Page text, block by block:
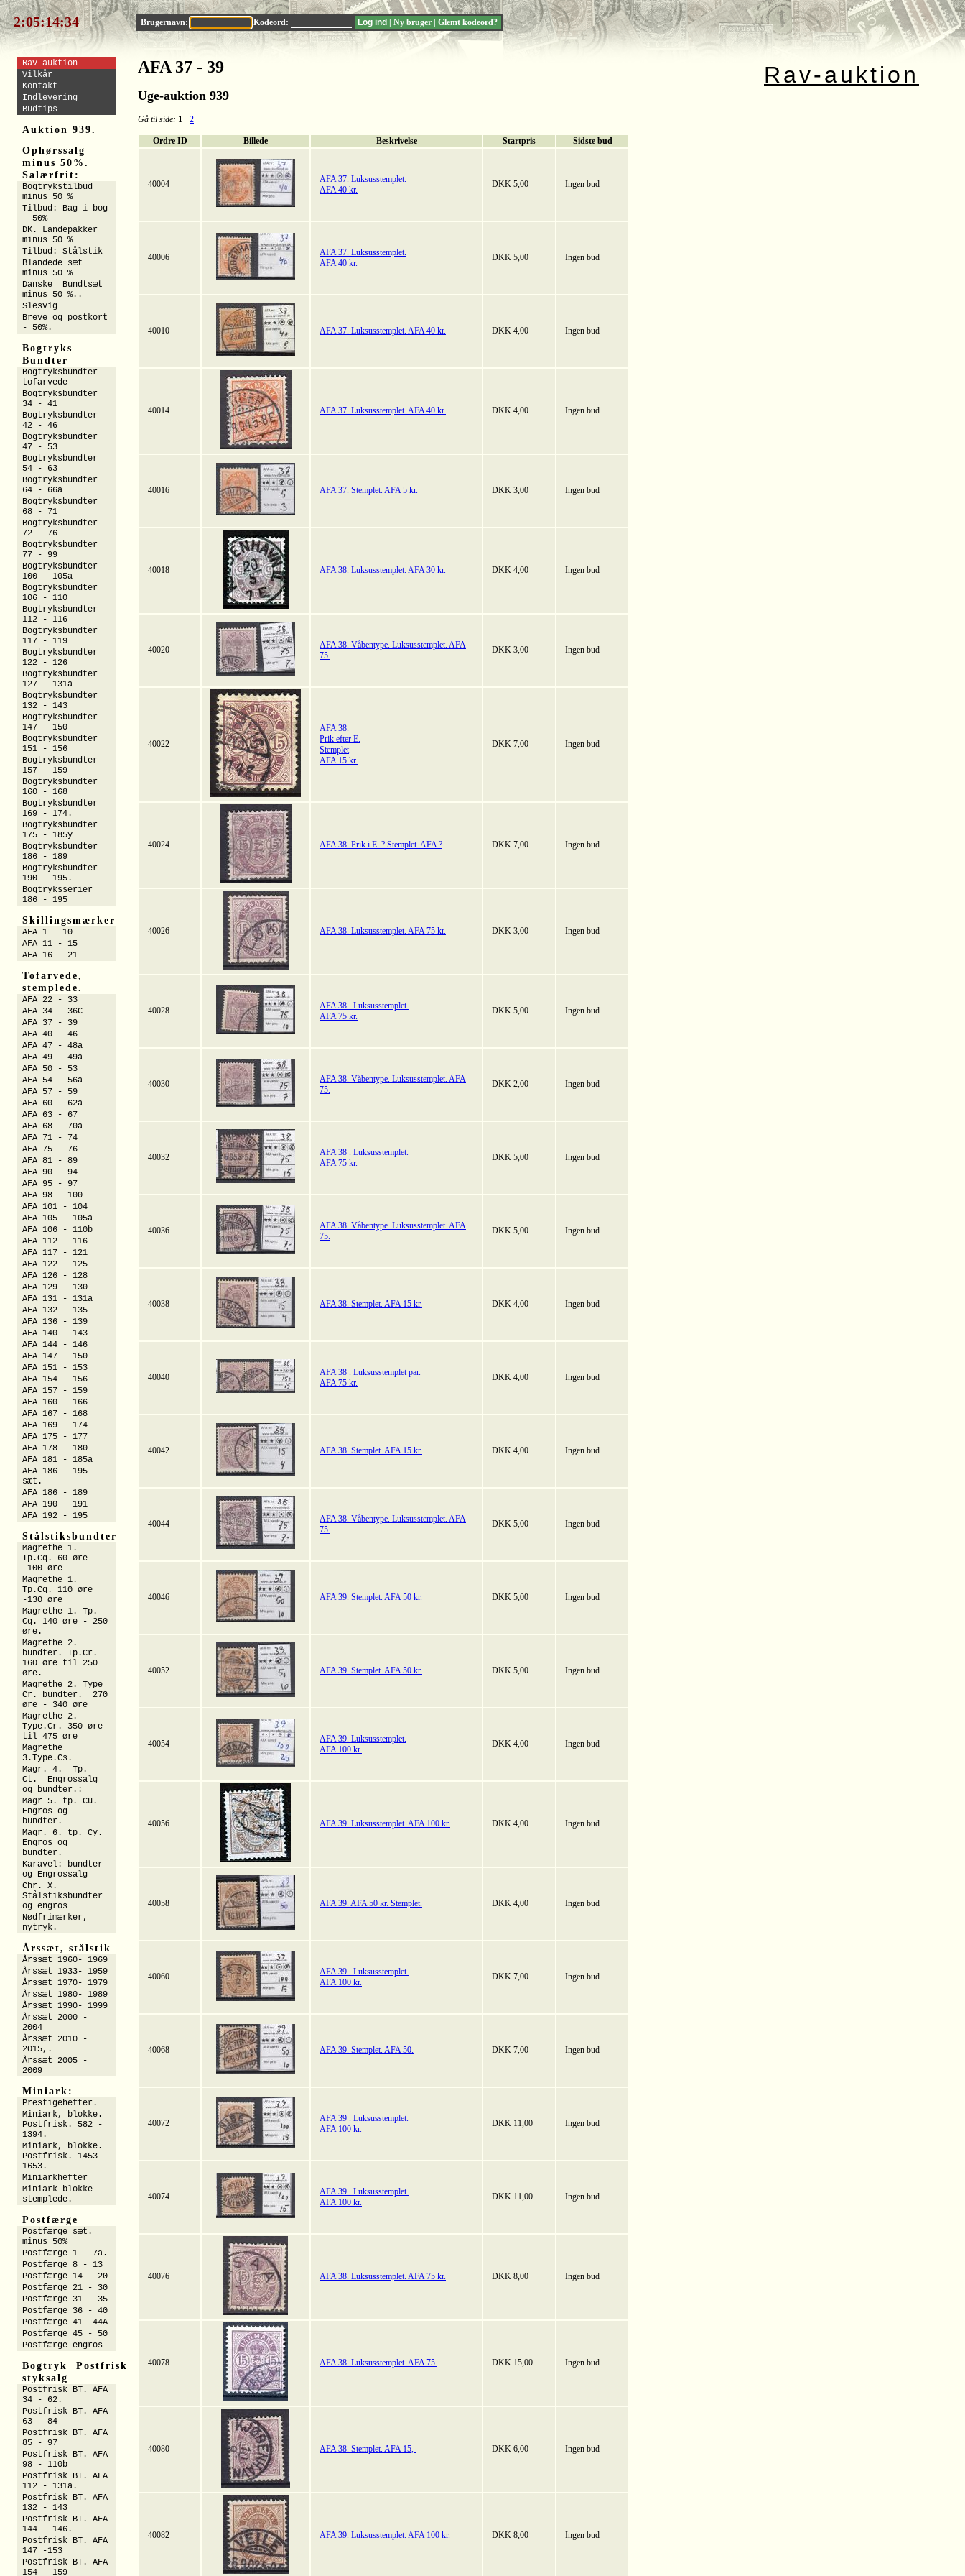
2:05:14:33 Brugernavn: Kodeord: Ny bruger Glemt kodeord?
Rav-auktion
AFA 37 - 39
Uge-auktion 939
Gå til side: 1 · 2
Ordre ID Billede Beskrivelse Startpris Sidste bud
40004
AFA 37. Luksusstemplet.
AFA 40 kr.
DKK 5,00 Ingen bud
40006
AFA 37. Luksusstemplet.
AFA 40 kr.
DKK 5,00 Ingen bud
40010 AFA 37. Luksusstemplet. AFA 40 kr. DKK 4,00 Ingen bud
40014 AFA 37. Luksusstemplet. AFA 40 kr. DKK 4,00 Ingen bud
40016 AFA 37. Stemplet. AFA 5 kr. DKK 3,00 Ingen bud
40018 AFA 38. Luksusstemplet. AFA 30 kr. DKK 4,00 Ingen bud
40020
AFA 38. Våbentype. Luksusstemplet. AFA
75.
DKK 3,00 Ingen bud
40022
AFA 38.
Prik efter E.
Stemplet
AFA 15 kr.
DKK 7,00 Ingen bud
40024 AFA 38. Prik i E. ? Stemplet. AFA ? DKK 7,00 Ingen bud
40026 AFA 38. Luksusstemplet. AFA 75 kr. DKK 3,00 Ingen bud
40028
AFA 38 . Luksusstemplet.
AFA 75 kr.
DKK 5,00 Ingen bud
40030
AFA 38. Våbentype. Luksusstemplet. AFA
75.
DKK 2,00 Ingen bud
40032
AFA 38 . Luksusstemplet.
AFA 75 kr.
DKK 5,00 Ingen bud
40036
AFA 38. Våbentype. Luksusstemplet. AFA
75.
DKK 5,00 Ingen bud
40038 AFA 38. Stemplet. AFA 15 kr. DKK 4,00 Ingen bud
40040
AFA 38 . Luksusstemplet par.
AFA 75 kr.
DKK 4,00 Ingen bud
40042 AFA 38. Stemplet. AFA 15 kr. DKK 4,00 Ingen bud
40044
AFA 38. Våbentype. Luksusstemplet. AFA
75.
DKK 5,00 Ingen bud
40046 AFA 39. Stemplet. AFA 50 kr. DKK 5,00 Ingen bud
40052 AFA 39. Stemplet. AFA 50 kr. DKK 5,00 Ingen bud
40054
AFA 39. Luksusstemplet.
AFA 100 kr.
DKK 4,00 Ingen bud
40056 AFA 39. Luksusstemplet. AFA 100 kr. DKK 4,00 Ingen bud
40058 AFA 39. AFA 50 kr. Stemplet. DKK 4,00 Ingen bud
40060
AFA 39 . Luksusstemplet.
AFA 100 kr.
DKK 7,00 Ingen bud
40068 AFA 39. Stemplet. AFA 50. DKK 7,00 Ingen bud
40072
AFA 39 . Luksusstemplet.
AFA 100 kr.
DKK 11,00 Ingen bud
40074
AFA 39 . Luksusstemplet.
AFA 100 kr.
DKK 11,00 Ingen bud
40076 AFA 38. Luksusstemplet. AFA 75 kr. DKK 8,00 Ingen bud
40078 AFA 38. Luksusstemplet. AFA 75. DKK 15,00 Ingen bud
40080 AFA 38. Stemplet. AFA 15,- DKK 6,00 Ingen bud
40082 AFA 39. Luksusstemplet. AFA 100 kr. DKK 8,00 Ingen bud
Rav-auktion
Vilkår
Kontakt
Indlevering
Budtips
Auktion 939.
Ophørssalg
minus 50%.
Salærfrit:
Bogtrykstilbud
minus 50 %
Tilbud: Bag i bog
- 50%
DK. Landepakker
minus 50 %
Tilbud: Stålstik
Blandede sæt
minus 50 %
Danske Bundtsæt
minus 50 %..
Slesvig
Breve og postkort
- 50%.
Bogtryks
Bundter
Bogtryksbundter
tofarvede
Bogtryksbundter
34 - 41
Bogtryksbundter
42 - 46
Bogtryksbundter
47 - 53
Bogtryksbundter
54 - 63
Bogtryksbundter
64 - 66a
Bogtryksbundter
68 - 71
Bogtryksbundter
72 - 76
Bogtryksbundter
77 - 99
Bogtryksbundter
100 - 105a
Bogtryksbundter
106 - 110
Bogtryksbundter
112 - 116
Bogtryksbundter
117 - 119
Bogtryksbundter
122 - 126
Bogtryksbundter
127 - 131a
Bogtryksbundter
132 - 143
Bogtryksbundter
147 - 150
Bogtryksbundter
151 - 156
Bogtryksbundter
157 - 159
Bogtryksbundter
160 - 168
Bogtryksbundter
169 - 174.
Bogtryksbundter
175 - 185y
Bogtryksbundter
186 - 189
Bogtryksbundter
190 - 195.
Bogtryksserier
186 - 195
Skillingsmærker
AFA 1 - 10
AFA 11 - 15
AFA 16 - 21
Tofarvede,
stemplede.
AFA 22 - 33
AFA 34 - 36C
AFA 37 - 39
AFA 40 - 46
AFA 47 - 48a
AFA 49 - 49a
AFA 50 - 53
AFA 54 - 56a
AFA 57 - 59
AFA 60 - 62a
AFA 63 - 67
AFA 68 - 70a
AFA 71 - 74
AFA 75 - 76
AFA 81 - 89
AFA 90 - 94
AFA 95 - 97
AFA 98 - 100
AFA 101 - 104
AFA 105 - 105a
AFA 106 - 110b
AFA 112 - 116
AFA 117 - 121
AFA 122 - 125
AFA 126 - 128
AFA 129 - 130
AFA 131 - 131a
AFA 132 - 135
AFA 136 - 139
AFA 140 - 143
AFA 144 - 146
AFA 147 - 150
AFA 151 - 153
AFA 154 - 156
AFA 157 - 159
AFA 160 - 166
AFA 167 - 168
AFA 169 - 174
AFA 175 - 177
AFA 178 - 180
AFA 181 - 185a
AFA 186 - 195
sæt.
AFA 186 - 189
AFA 190 - 191
AFA 192 - 195
Stålstiksbundter
Magrethe 1.
Tp.Cq. 60 øre
-100 øre
Magrethe 1.
Tp.Cq. 110 øre
-130 øre
Magrethe 1. Tp.
Cq. 140 øre - 250
øre.
Magrethe 2.
bundter. Tp.Cr.
160 øre til 250
øre.
Magrethe 2. Type
Cr. bundter. 270
øre - 340 øre
Magrethe 2.
Type.Cr. 350 øre
til 475 øre
Magrethe
3.Type.Cs.
Magr. 4. Tp.
Ct. Engrossalg
og bundter.:
Magr 5. tp. Cu.
Engros og
bundter.
Magr. 6. tp. Cy.
Engros og
bundter.
Karavel: bundter
og Engrossalg
Chr. X.
Stålstiksbundter
og engros
Nødfrimærker,
nytryk.
Årssæt, stålstik
Årssæt 1960- 1969
Årssæt 1933- 1959
Årssæt 1970- 1979
Årssæt 1980- 1989
Årssæt 1990- 1999
Årssæt 2000 -
2004
Årssæt 2010 -
2015,.
Årssæt 2005 -
2009
Miniark:
Prestigehefter.
Miniark, blokke.
Postfrisk. 582 -
1394.
Miniark, blokke.
Postfrisk. 1453 -
1653.
Miniarkhefter
Miniark blokke
stemplede.
Postfærge
Postfærge sæt.
minus 50%
Postfærge 1 - 7a.
Postfærge 8 - 13
Postfærge 14 - 20
Postfærge 21 - 30
Postfærge 31 - 35
Postfærge 36 - 40
Postfærge 41- 44A
Postfærge 45 - 50
Postfærge engros
Bogtryk Postfrisk
styksalg
Postfrisk BT. AFA
34 - 62.
Postfrisk BT. AFA
63 - 84
Postfrisk BT. AFA
85 - 97
Postfrisk BT. AFA
98 - 110b
Postfrisk BT. AFA
112 - 131a.
Postfrisk BT. AFA
132 - 143
Postfrisk BT. AFA
144 - 146.
Postfrisk BT. AFA
147 -153
Postfrisk BT. AFA
154 - 159